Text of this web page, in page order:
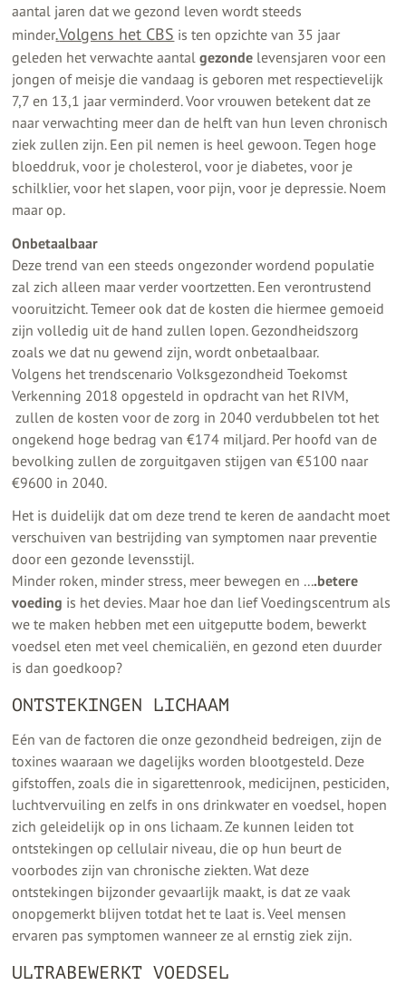
aantal jaren dat we gezond leven wordt steeds
minder.Volgens het CBS is ten opzichte van 35 jaar
geleden het verwachte aantalgezonde levensjaren voor een
jongen of meisje die vandaag is geboren met respectievelijk
7,7 en 13,1 jaar verminderd. Voor vrouwen betekent dat ze
naar verwachting meer dan de helft van hun leven chronisch
ziek zullen zijn. Een pil nemen is heel gewoon. Tegen hoge
bloeddruk, voor je cholesterol, voor je diabetes, voor je
schilklier, voor het slapen, voor pijn, voor je depressie. Noem
maar op.
Onbetaalbaar
Deze trend van een steeds ongezonder wordend populatie
zal zich alleen maar verder voortzetten. Een verontrustend
vooruitzicht. Temeer ook dat de kosten die hiermee gemoeid
zijn volledig uit de hand zullen lopen. Gezondheidszorg
zoals we dat nu gewend zijn, wordt onbetaalbaar.
Volgens het trendscenario Volksgezondheid Toekomst
Verkenning 2018 opgesteld in opdracht van het RIVM,
zullen de kosten voor de zorg in 2040 verdubbelen tot het
ongekend hoge bedrag van €174 miljard. Per hoofd van de
bevolking zullen de zorguitgaven stijgen van €5100 naar
€9600 in 2040.
Het is duidelijk dat om deze trend te keren de aandacht moet
verschuiven van bestrijding van symptomen naar preventie
door een gezonde levensstijl.
Minder roken, minder stress, meer bewegen en ....betere
voeding is het devies. Maar hoe dan lief Voedingscentrum als
we te maken hebben met een uitgeputte bodem, bewerkt
voedsel eten met veel chemicaliën, en gezond eten duurder
is dan goedkoop?
ONTSTEKINGEN LICHAAM
Eén van de factoren die onze gezondheid bedreigen, zijn de
toxines waaraan we dagelijks worden blootgesteld. Deze
gifstoffen, zoals die in sigarettenrook, medicijnen, pesticiden,
luchtvervuiling en zelfs in ons drinkwater en voedsel, hopen
zich geleidelijk op in ons lichaam. Ze kunnen leiden tot
ontstekingen op cellulair niveau, die op hun beurt de
voorbodes zijn van chronische ziekten. Wat deze
ontstekingen bijzonder gevaarlijk maakt, is dat ze vaak
onopgemerkt blijven totdat het te laat is. Veel mensen
ervaren pas symptomen wanneer ze al ernstig ziek zijn.
ULTRABEWERKT VOEDSEL